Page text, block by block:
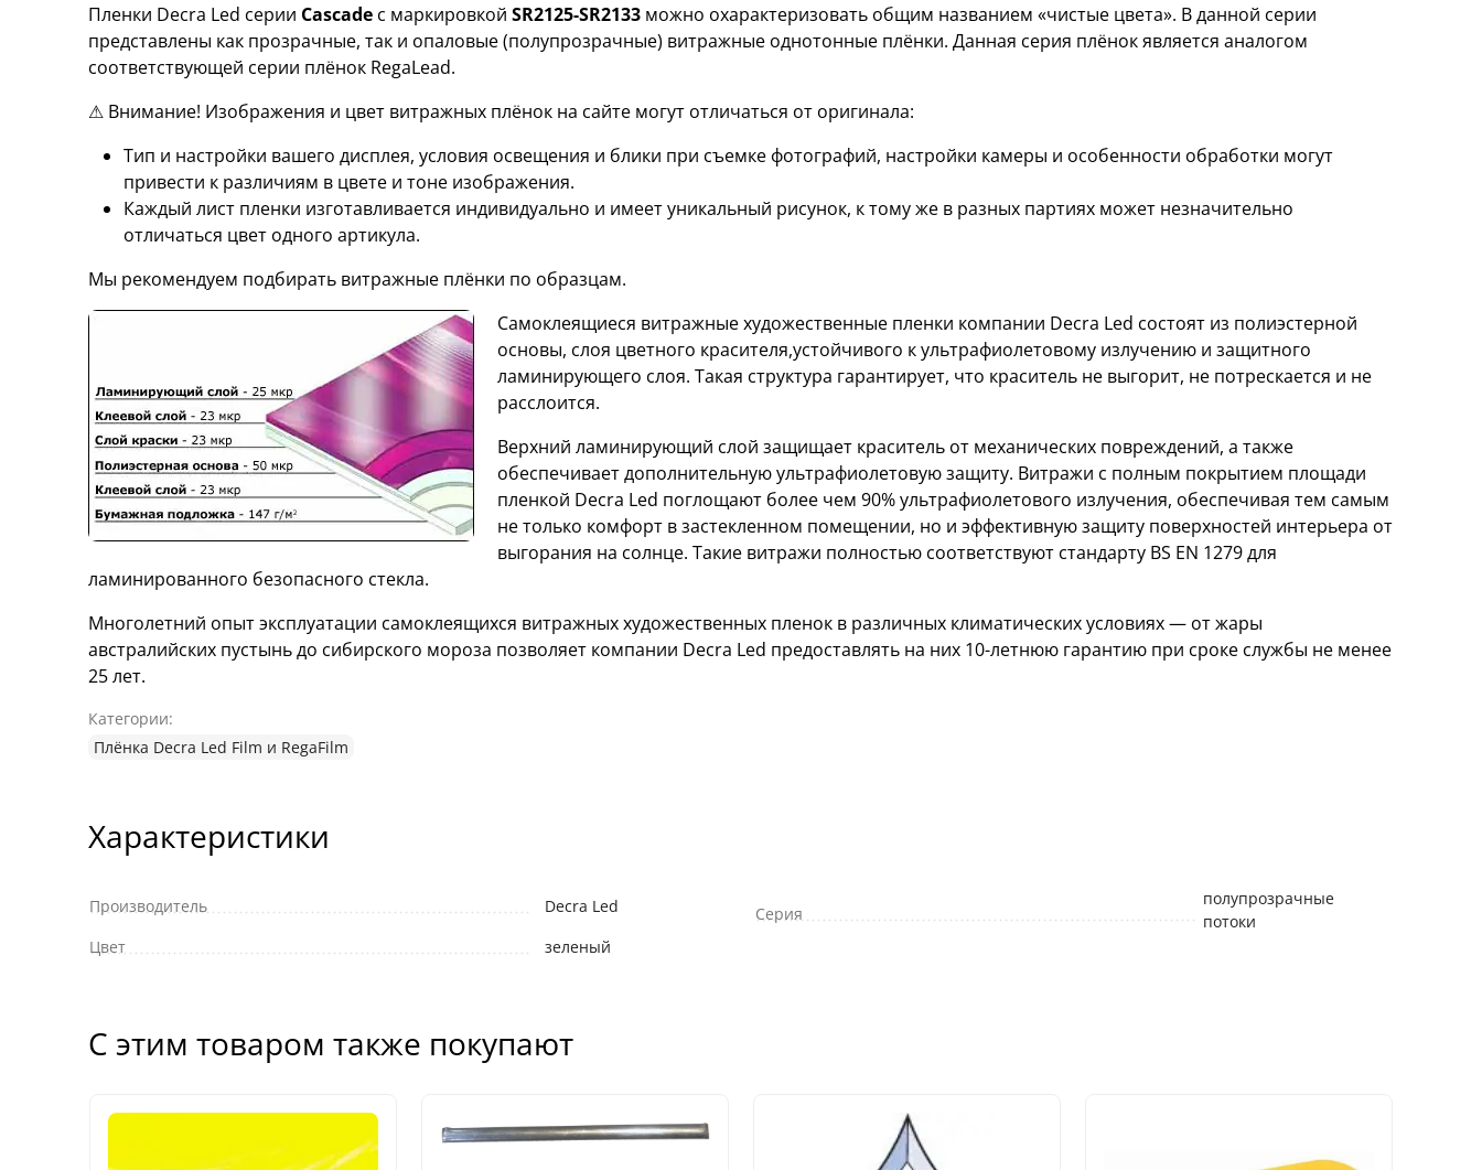
Пленки Decra Led серии Cascade с маркировкой SR2125-SR2133 можно охарактеризовать общим названием «чистые цвета». В данной серии
представлены как прозрачные, так и опаловые (полупрозрачные) витражные однотонные плёнки. Данная серия плёнок является аналогом
соответствующей серии плёнок RegaLead.
⚠ Внимание! Изображения и цвет витражных плёнок на сайте могут отличаться от оригинала:
Тип и настройки вашего дисплея, условия освещения и блики при съемке фотографий, настройки камеры и особенности обработки могут
привести к различиям в цвете и тоне изображения.
Каждый лист пленки изготавливается индивидуально и имеет уникальный рисунок, к тому же в разных партиях может незначительно
отличаться цвет одного артикула.
Мы рекомендуем подбирать витражные плёнки по образцам.
Самоклеящиеся витражные художественные пленки компании Decra Led состоят из полиэстерной
основы, слоя цветного красителя,устойчивого к ультрафиолетовому излучению и защитного
ламинирующего слоя. Такая структура гарантирует, что краситель не выгорит, не потрескается и не
расслоится.
Верхний ламинирующий слой защищает краситель от механических повреждений, а также
обеспечивает дополнительную ультрафиолетовую защиту. Витражи с полным покрытием площади
пленкой Decra Led поглощают более чем 90% ультрафиолетового излучения, обеспечивая тем самым
не только комфорт в застекленном помещении, но и эффективную защиту поверхностей интерьера от
выгорания на солнце. Такие витражи полностью соответствуют стандарту BS EN 1279 для
ламинированного безопасного стекла.
Многолетний опыт эксплуатации самоклеящихся витражных художественных пленок в различных климатических условиях — от жары
австралийских пустынь до сибирского мороза позволяет компании Decra Led предоставлять на них 10-летнюю гарантию при сроке службы не менее
25 лет.
Категории:
Плёнка Decra Led Film и RegaFilm
Характеристики
Производитель
Decra Led
Цвет
зеленый
Серия
полупрозрачные
потоки
С этим товаром также покупают